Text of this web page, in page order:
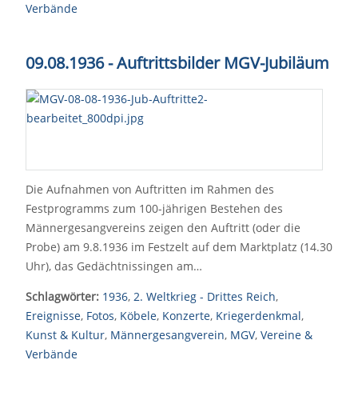
Verbände
09.08.1936 - Auftrittsbilder MGV-Jubiläum
Die Aufnahmen von Auftritten im Rahmen des
Festprogramms zum 100-jährigen Bestehen des
Männergesangvereins zeigen den Auftritt (oder die
Probe) am 9.8.1936 im Festzelt auf dem Marktplatz (14.30
Uhr), das Gedächtnissingen am…
Schlagwörter: 1936, 2. Weltkrieg - Drittes Reich,
Ereignisse, Fotos, Köbele, Konzerte, Kriegerdenkmal,
Kunst & Kultur, Männergesangverein, MGV, Vereine &
Verbände